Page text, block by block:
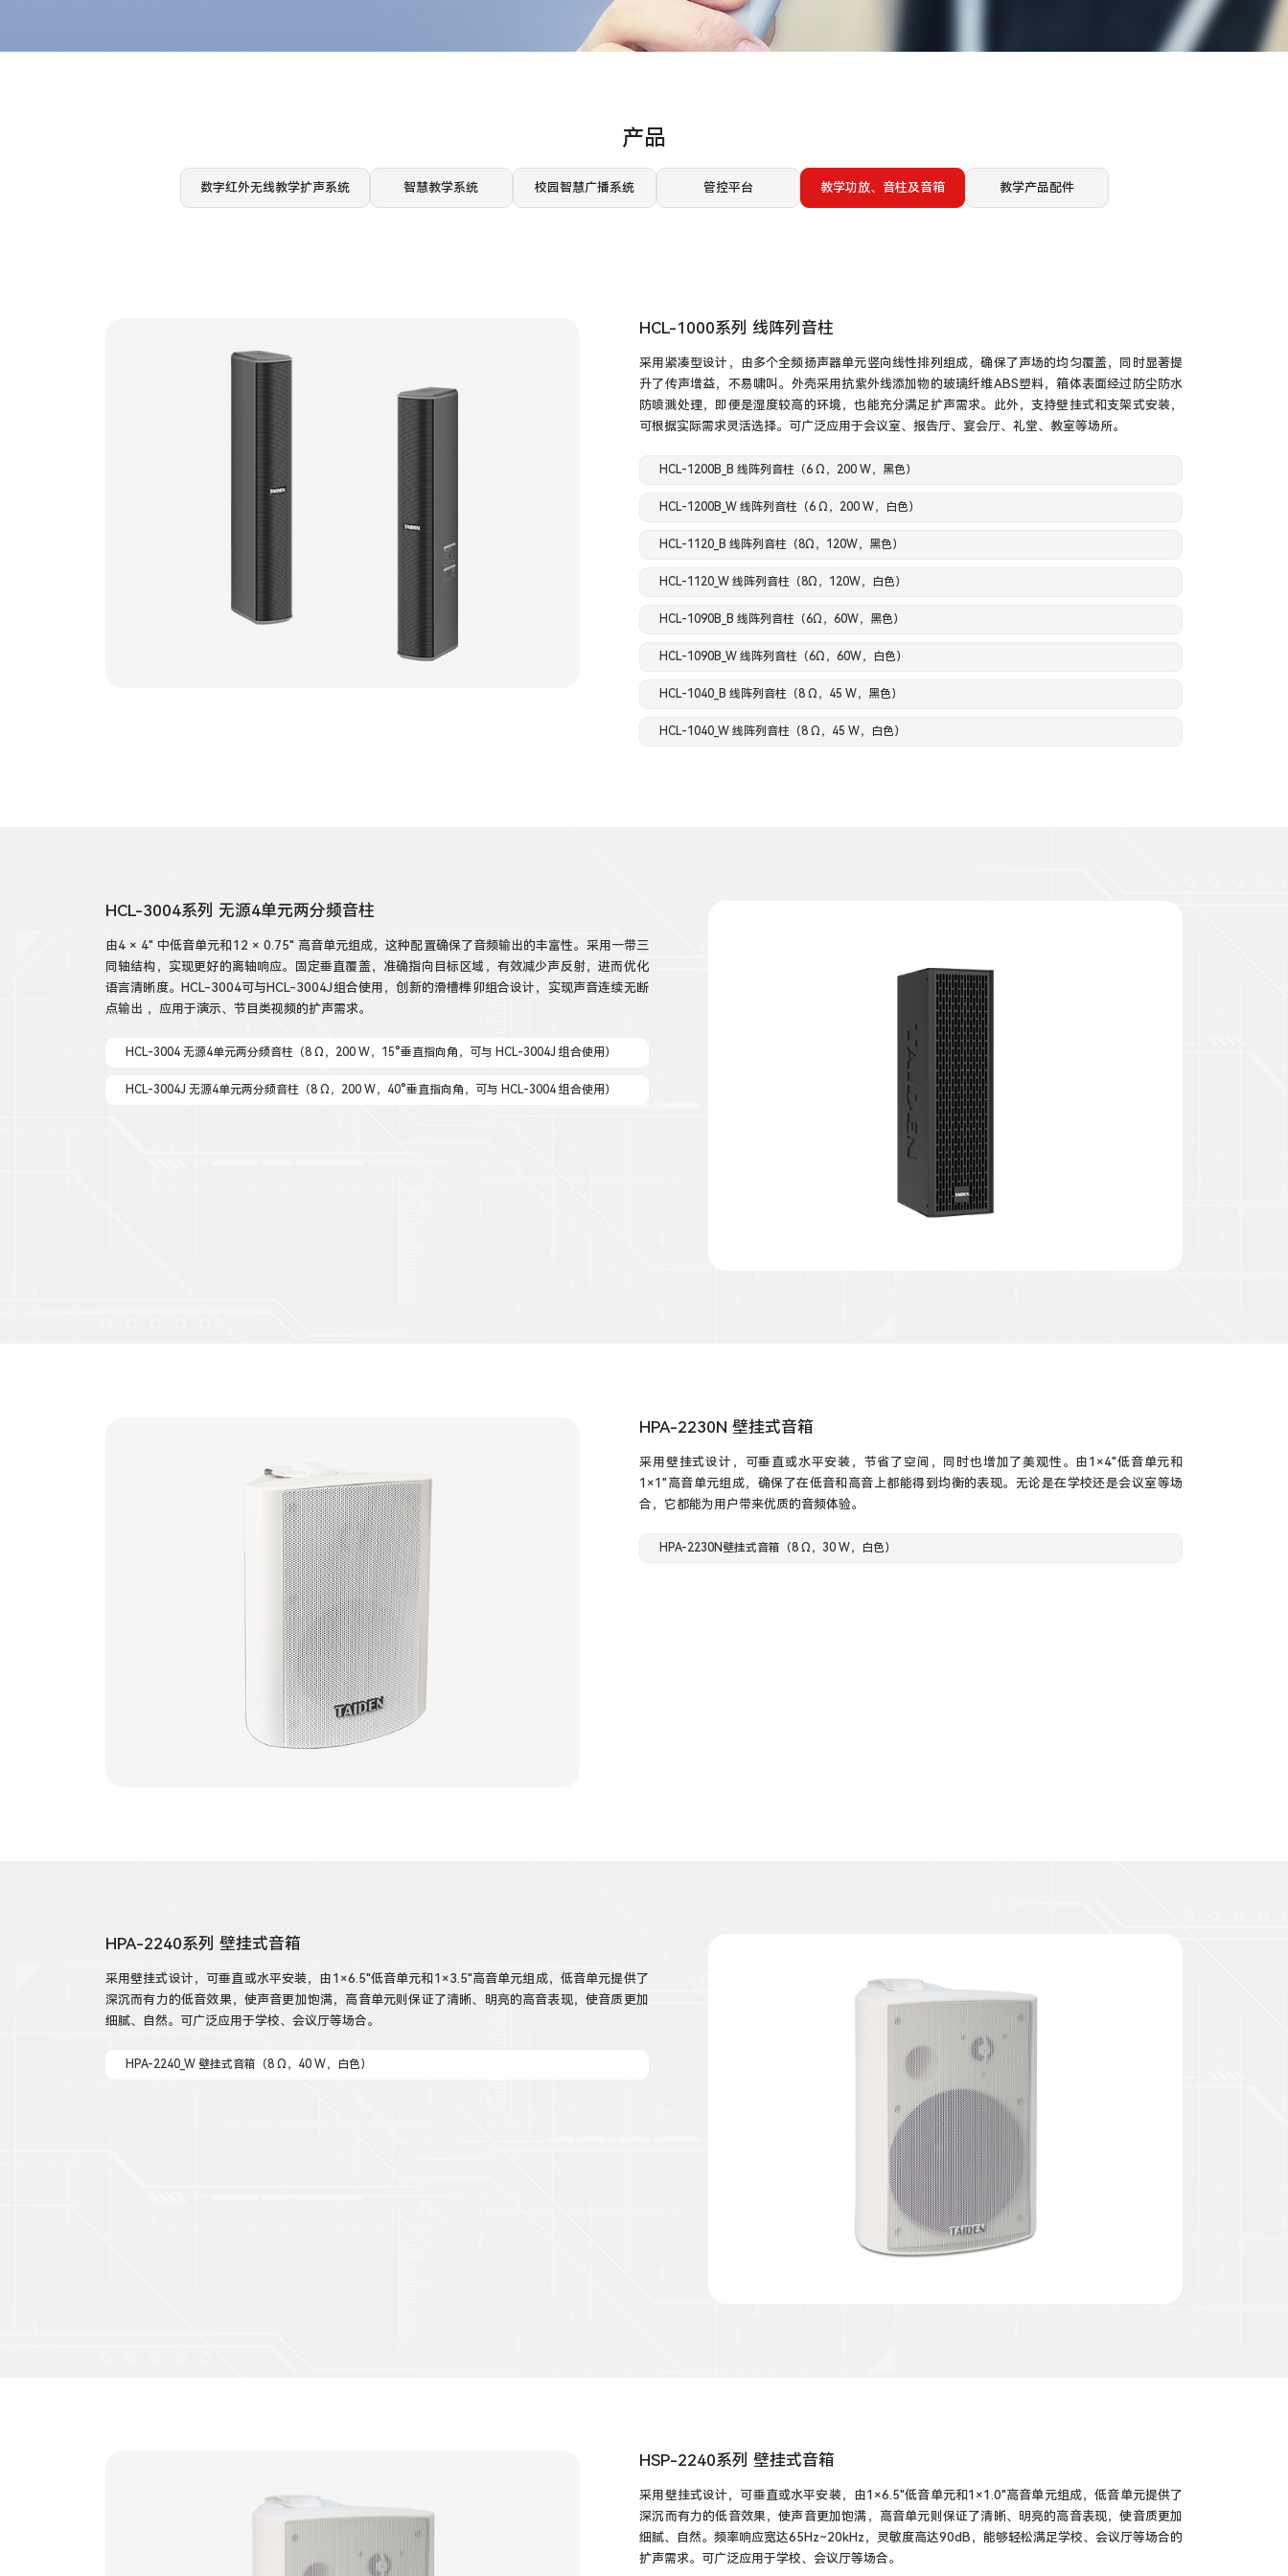
产品
数字红外无线教学扩声系统 智慧教学系统 校园智慧广播系统 管控平台 教学功放、音柱及音箱 教学产品配件
HCL-1000系列 线阵列音柱
采用紧凑型设计，由多个全频扬声器单元竖向线性排列组成，确保了声场的均匀覆盖，同时显著提
升了传声增益，不易啸叫。外壳采用抗紫外线添加物的玻璃纤维ABS塑料，箱体表面经过防尘防水
防喷溅处理，即便是湿度较高的环境，也能充分满足扩声需求。此外，支持壁挂式和支架式安装，
可根据实际需求灵活选择。可广泛应用于会议室、报告厅、宴会厅、礼堂、教室等场所。
HCL-1200B_B 线阵列音柱（6 Ω，200 W，黑色）
HCL-1200B_W 线阵列音柱（6 Ω，200 W，白色）
HCL-1120_B 线阵列音柱（8Ω，120W，黑色）
HCL-1120_W 线阵列音柱（8Ω，120W，白色）
HCL-1090B_B 线阵列音柱（6Ω，60W，黑色）
HCL-1090B_W 线阵列音柱（6Ω，60W，白色）
HCL-1040_B 线阵列音柱（8 Ω，45 W，黑色）
HCL-1040_W 线阵列音柱（8 Ω，45 W，白色）
HCL-3004系列 无源4单元两分频音柱
由4 × 4" 中低音单元和12 × 0.75" 高音单元组成，这种配置确保了音频输出的丰富性。采用一带三
同轴结构，实现更好的离轴响应。固定垂直覆盖，准确指向目标区域，有效减少声反射，进而优化
语言清晰度。HCL-3004可与HCL-3004J组合使用，创新的滑槽榫卯组合设计，实现声音连续无断
点输出 ，应用于演示、节目类视频的扩声需求。
HCL-3004 无源4单元两分频音柱（8 Ω，200 W，15°垂直指向角，可与 HCL-3004J 组合使用）
HCL-3004J 无源4单元两分频音柱（8 Ω，200 W，40°垂直指向角，可与 HCL-3004 组合使用）
HPA-2230N 壁挂式音箱
采用壁挂式设计，可垂直或水平安装，节省了空间，同时也增加了美观性。由1×4"低音单元和
1×1"高音单元组成，确保了在低音和高音上都能得到均衡的表现。无论是在学校还是会议室等场
合，它都能为用户带来优质的音频体验。
HPA-2230N壁挂式音箱（8 Ω，30 W，白色）
HPA-2240系列 壁挂式音箱
采用壁挂式设计，可垂直或水平安装，由1×6.5"低音单元和1×3.5"高音单元组成，低音单元提供了
深沉而有力的低音效果，使声音更加饱满，高音单元则保证了清晰、明亮的高音表现，使音质更加
细腻、自然。可广泛应用于学校、会议厅等场合。
HPA-2240_W 壁挂式音箱（8 Ω，40 W，白色）
HSP-2240系列 壁挂式音箱
采用壁挂式设计，可垂直或水平安装，由1×6.5"低音单元和1×1.0"高音单元组成，低音单元提供了
深沉而有力的低音效果，使声音更加饱满，高音单元则保证了清晰、明亮的高音表现，使音质更加
细腻、自然。频率响应宽达65Hz~20kHz，灵敏度高达90dB，能够轻松满足学校、会议厅等场合的
扩声需求。可广泛应用于学校、会议厅等场合。